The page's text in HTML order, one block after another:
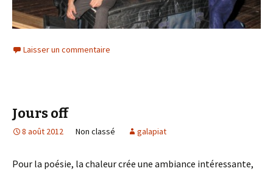
Laisser un commentaire
Jours off
8 août 2012 Non classé galapiat
Pour la poésie, la chaleur crée une ambiance intéressante,